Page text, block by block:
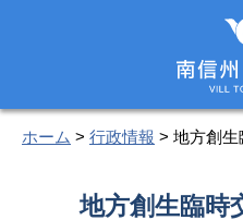
ホーム > 行政情報 > 地方創生
地方創生臨時